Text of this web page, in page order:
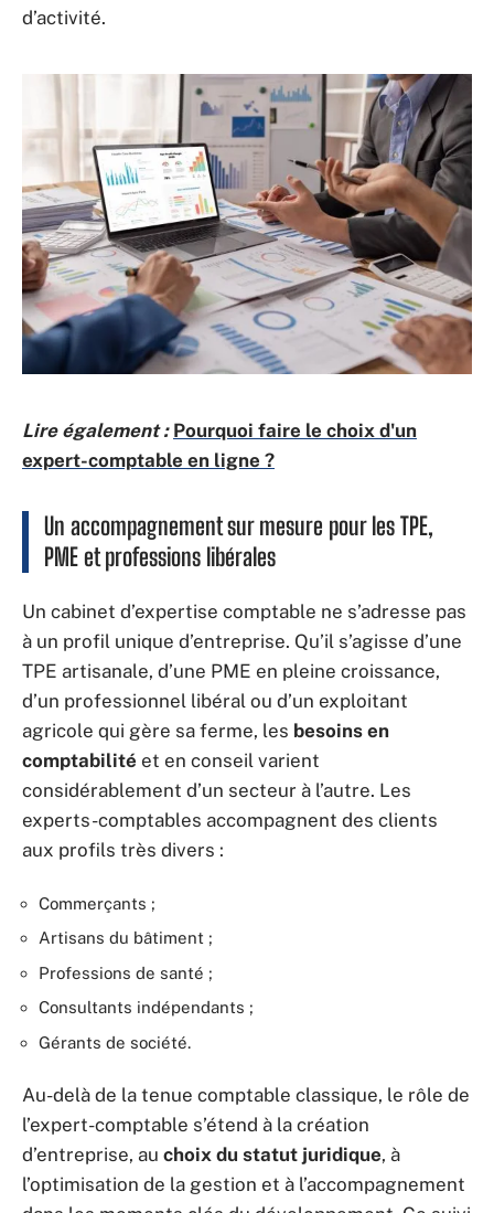
d’activité.
Lire également : Pourquoi faire le choix d'un
expert-comptable en ligne ?
Un accompagnement sur mesure pour les TPE,
PME et professions libérales
Un cabinet d’expertise comptable ne s’adresse pas
à un profil unique d’entreprise. Qu’il s’agisse d’une
TPE artisanale, d’une PME en pleine croissance,
d’un professionnel libéral ou d’un exploitant
agricole qui gère sa ferme, les besoins en
comptabilité et en conseil varient
considérablement d’un secteur à l’autre. Les
experts-comptables accompagnent des clients
aux profils très divers :
Commerçants ;
Artisans du bâtiment ;
Professions de santé ;
Consultants indépendants ;
Gérants de société.
Au-delà de la tenue comptable classique, le rôle de
l’expert-comptable s’étend à la création
d’entreprise, au choix du statut juridique, à
l’optimisation de la gestion et à l’accompagnement